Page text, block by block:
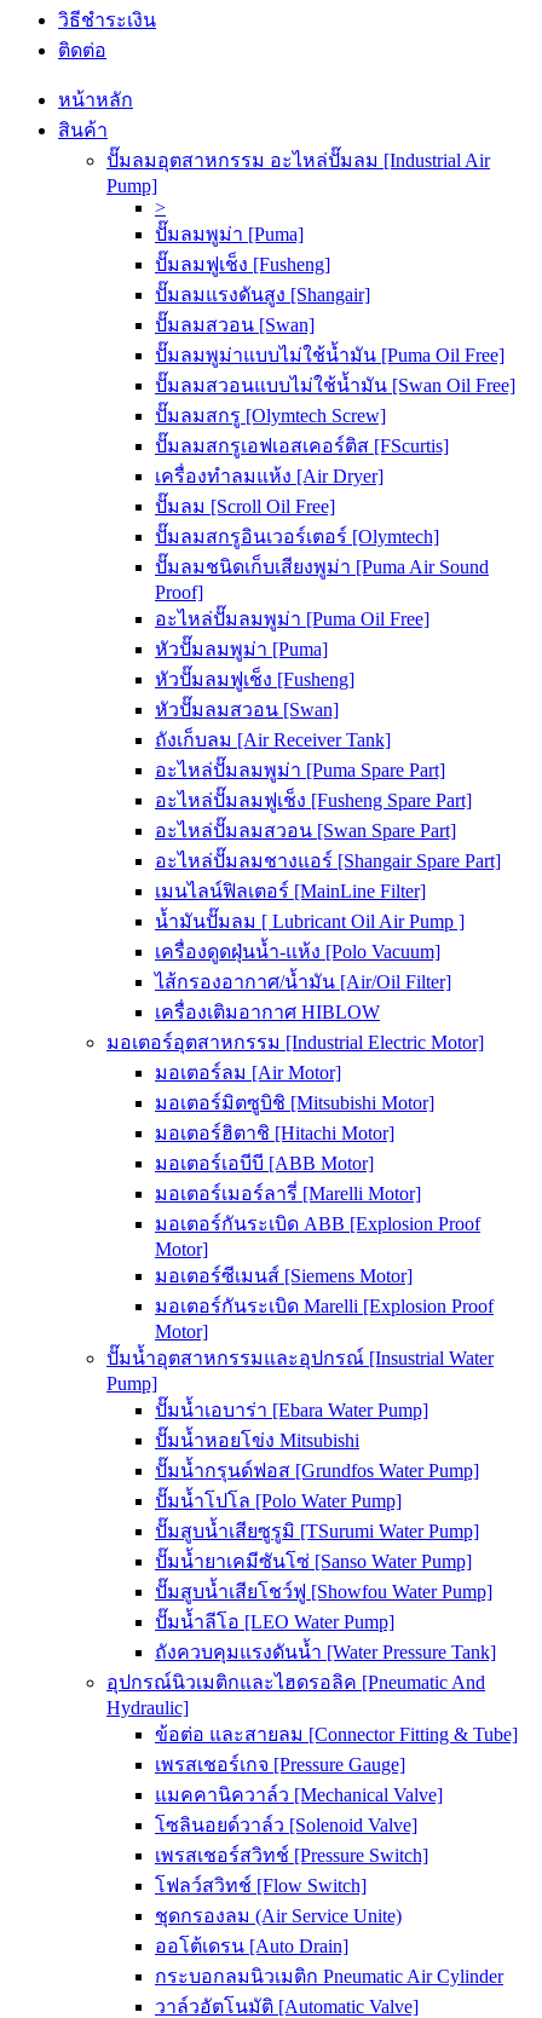
วิธีชำระเงิน
ติดต่อ
หน้าหลัก
สินค้า
ปั๊มลมอุตสาหกรรม อะไหล่ปั๊มลม [Industrial Air
Pump]
>
ปั๊มลมพูม่า [Puma]
ปั๊มลมฟูเช็ง [Fusheng]
ปั๊มลมแรงดันสูง [Shangair]
ปั๊มลมสวอน [Swan]
ปั๊มลมพูม่าแบบไม่ใช้น้ำมัน [Puma Oil Free]
ปั๊มลมสวอนแบบไม่ใช้น้ำมัน [Swan Oil Free]
ปั๊มลมสกรู [Olymtech Screw]
ปั๊มลมสกรูเอฟเอสเคอร์ติส [FScurtis]
เครื่องทำลมแห้ง [Air Dryer]
ปั๊มลม [Scroll Oil Free]
ปั๊มลมสกรูอินเวอร์เตอร์ [Olymtech]
ปั๊มลมชนิดเก็บเสียงพูม่า [Puma Air Sound
Proof]
อะไหล่ปั๊มลมพูม่า [Puma Oil Free]
หัวปั๊มลมพูม่า [Puma]
หัวปั๊มลมฟูเช็ง [Fusheng]
หัวปั๊มลมสวอน [Swan]
ถังเก็บลม [Air Receiver Tank]
อะไหล่ปั๊มลมพูม่า [Puma Spare Part]
อะไหล่ปั๊มลมฟูเช็ง [Fusheng Spare Part]
อะไหล่ปั๊มลมสวอน [Swan Spare Part]
อะไหล่ปั๊มลมชางแอร์ [Shangair Spare Part]
เมนไลน์ฟิลเตอร์ [MainLine Filter]
น้ำมันปั๊มลม [ Lubricant Oil Air Pump ]
เครื่องดูดฝุ่นน้ำ-แห้ง [Polo Vacuum]
ไส้กรองอากาศ/น้ำมัน [Air/Oil Filter]
เครื่องเติมอากาศ HIBLOW
มอเตอร์อุตสาหกรรม [Industrial Electric Motor]
มอเตอร์ลม [Air Motor]
มอเตอร์มิตซูบิชิ [Mitsubishi Motor]
มอเตอร์ฮิตาชิ [Hitachi Motor]
มอเตอร์เอบีบี [ABB Motor]
มอเตอร์เมอร์ลารี่ [Marelli Motor]
มอเตอร์กันระเบิด ABB [Explosion Proof
Motor]
มอเตอร์ซีเมนส์ [Siemens Motor]
มอเตอร์กันระเบิด Marelli [Explosion Proof
Motor]
ปั๊มน้ำอุตสาหกรรมและอุปกรณ์ [Insustrial Water
Pump]
ปั๊มน้ำเอบาร่า [Ebara Water Pump]
ปั๊มน้ำหอยโข่ง Mitsubishi
ปั๊มน้ำกรุนด์ฟอส [Grundfos Water Pump]
ปั๊มน้ำโปโล [Polo Water Pump]
ปั๊มสูบน้ำเสียซูรูมิ [TSurumi Water Pump]
ปั๊มน้ำยาเคมีซันโซ่ [Sanso Water Pump]
ปั๊มสูบน้ำเสียโชว์ฟู [Showfou Water Pump]
ปั๊มน้ำลีโอ [LEO Water Pump]
ถังควบคุมแรงดันน้ำ [Water Pressure Tank]
อุปกรณ์นิวเมติกและไฮดรอลิค [Pneumatic And
Hydraulic]
ข้อต่อ และสายลม [Connector Fitting & Tube]
เพรสเชอร์เกจ [Pressure Gauge]
แมคคานิควาล์ว [Mechanical Valve]
โซลินอยด์วาล์ว [Solenoid Valve]
เพรสเชอร์สวิทช์ [Pressure Switch]
โฟลว์สวิทช์ [Flow Switch]
ชุดกรองลม (Air Service Unite)
ออโต้เดรน [Auto Drain]
กระบอกลมนิวเมติก Pneumatic Air Cylinder
วาล์วอัตโนมัติ [Automatic Valve]